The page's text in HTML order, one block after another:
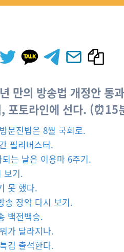
만의 방송법 개정안
포토라인에 선다. (⏰15
문진법은 8월 국회로.
필리버스터.
는 날은 이용마 6주기.
보기.
못 했다.
송 장악 다시 보기.
백전백승.
가 달라지나.
검 출석한다.